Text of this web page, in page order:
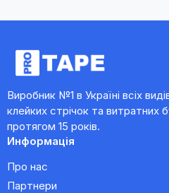
Виробник №1 в Україні всіх
клейких стрічок та витратних
протягом 15 років.
Информація
Про нас
Партнери